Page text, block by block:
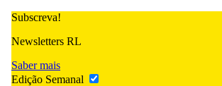
Subscreva!
Newsletters RL
Saber mais
Edição Semanal